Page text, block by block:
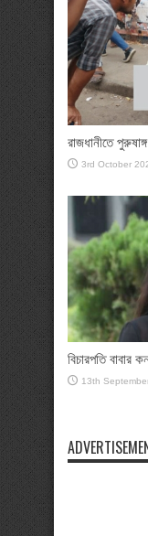
রাজধানীতে
3rd October
বিচারপতি বাবার
13th